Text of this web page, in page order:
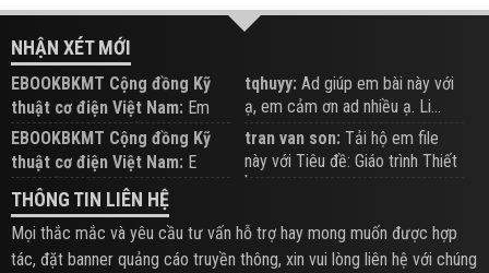
NHẬN XÉT MỚI
EBOOKBKMT Cộng đồng Kỹ
thuật cơ điện Việt Nam: Em
đăng trên Group hỗ trợ nhé
tqhuyy: Ad giúp em bài này với
ạ, em cảm ơn ad nhiều ạ. Li...
EBOOKBKMT Cộng đồng Kỹ
thuật cơ điện Việt Nam: E
xem hỗ trợ trên Group
tran van son: Tải hộ em file
này với Tiêu đề: Giáo trình Thiết
b...
THÔNG TIN LIÊN HỆ
Mọi thắc mắc và yêu cầu tư vấn hỗ trợ hay mong muốn được hợp
tác, đặt banner quảng cáo truyền thông, xin vui lòng liên hệ với chúng